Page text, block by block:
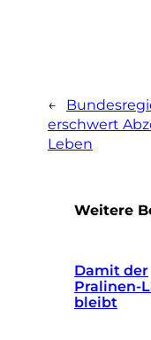
←
erschwert
Leben
Weitere
Damit der
Pralinen-
bleibt